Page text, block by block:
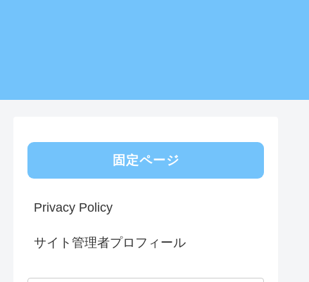
固定ページ
Privacy Policy
サイト管理者プロフィール